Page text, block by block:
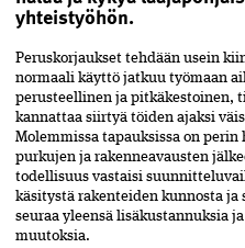
yhteistyöhön.
Peruskorjaukset tehdään usein
normaali käyttö jatkuu työmaan
perusteellinen ja pitkäkestoinen,
kannattaa siirtyä töiden ajaksi
Molemmissa tapauksissa on perin
purkujen ja rakenneavausten
todellisuus vastaisi
käsitystä rakenteiden kunnosta ja
seuraa yleensä lisäkustannuksia
muutoksia.